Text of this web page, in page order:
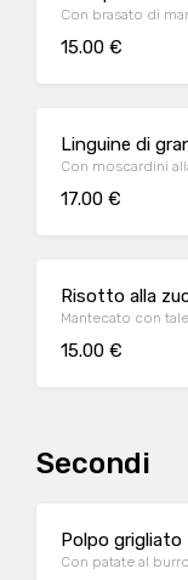
Con brasato di
15.00 €
Linguine di
Con moscardini
17.00 €
Risotto alla
Mantecato con
15.00 €
Secondi
Polpo grigliato
Con patate al